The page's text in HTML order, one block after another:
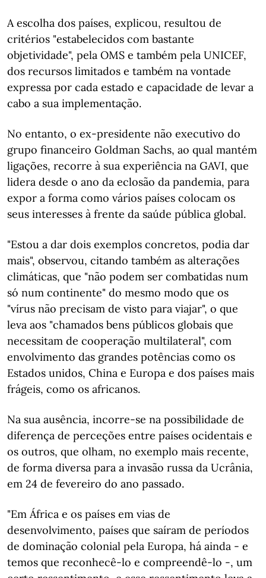
A escolha dos países, explicou, resultou de
critérios "estabelecidos com bastante
objetividade", pela OMS e também pela UNICEF,
dos recursos limitados e também na vontade
expressa por cada estado e capacidade de levar a
cabo a sua implementação.
No entanto, o ex-presidente não executivo do
grupo financeiro Goldman Sachs, ao qual mantém
ligações, recorre à sua experiência na GAVI, que
lidera desde o ano da eclosão da pandemia, para
expor a forma como vários países colocam os
seus interesses à frente da saúde pública global.
"Estou a dar dois exemplos concretos, podia dar
mais", observou, citando também as alterações
climáticas, que "não podem ser combatidas num
só num continente" do mesmo modo que os
"vírus não precisam de visto para viajar", o que
leva aos "chamados bens públicos globais que
necessitam de cooperação multilateral", com
envolvimento das grandes potências como os
Estados unidos, China e Europa e dos países mais
frágeis, como os africanos.
Na sua ausência, incorre-se na possibilidade de
diferença de perceções entre países ocidentais e
os outros, que olham, no exemplo mais recente,
de forma diversa para a invasão russa da Ucrânia,
em 24 de fevereiro do ano passado.
"Em África e os países em vias de
desenvolvimento, países que saíram de períodos
de dominação colonial pela Europa, há ainda - e
temos que reconhecê-lo e compreendê-lo -, um